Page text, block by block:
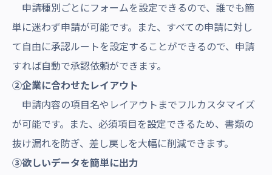
申請種別ごとにフォームを設定できるので、誰でも簡
単に迷わず申請が可能です。また、すべての申請に対し
て自由に承認ルートを設定することができるので、申請
すれば自動で承認依頼ができます。
②企業に合わせたレイアウト
申請内容の項目名やレイアウトまでフルカスタマイズ
が可能です。また、必須項目を設定できるため、書類の
抜け漏れを防ぎ、差し戻しを大幅に削減できます。
③欲しいデータを簡単に出力